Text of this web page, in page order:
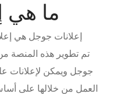
ما هي
إعلانات جوجل هي
جوجل ويمكن لإعلانات
العمل من خلالها على